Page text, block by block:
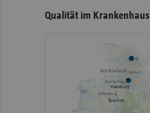
Qualität im Krankenhaus